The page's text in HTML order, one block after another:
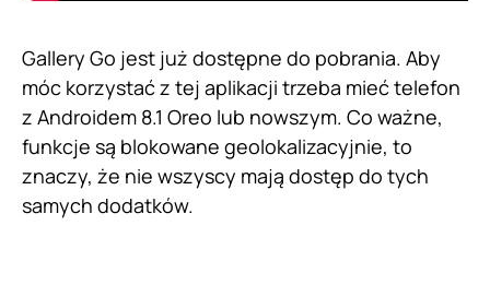
Gallery Go jest już dostępne do pobrania. Aby
móc korzystać z tej aplikacji trzeba mieć telefon
z Androidem 8.1 Oreo lub nowszym. Co ważne,
funkcje są blokowane geolokalizacyjnie, to
znaczy, że nie wszyscy mają dostęp do tych
samych dodatków.